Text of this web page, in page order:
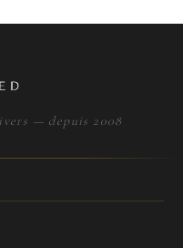
— depuis 2008